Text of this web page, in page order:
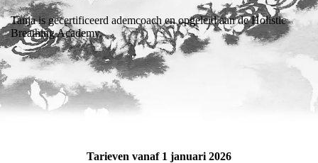
Tanja is gecertificeerd ademcoach en opgeleid aan de Holistic
Breathing Academy.
Tarieven vanaf 1 januari 2026